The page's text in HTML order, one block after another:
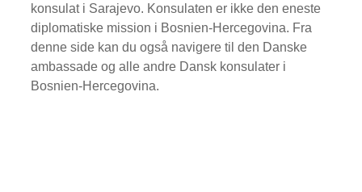
konsulat i Sarajevo. Konsulaten er ikke den eneste
diplomatiske mission i Bosnien-Hercegovina. Fra
denne side kan du også navigere til den Danske
ambassade og alle andre Dansk konsulater i
Bosnien-Hercegovina.